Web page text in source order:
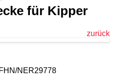
für Kipper
zurück
NER29778